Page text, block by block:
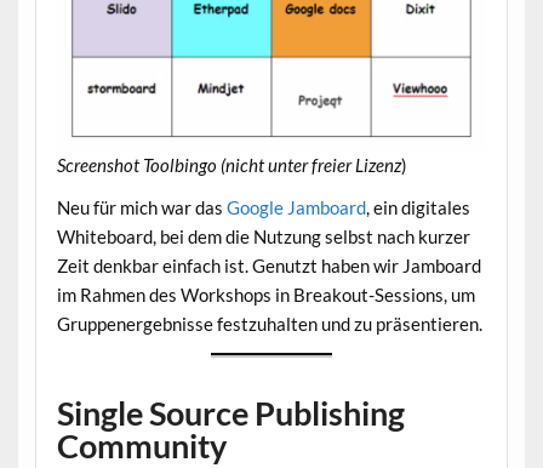
Screenshot Toolbingo (nicht unter freier Lizenz)
Neu für mich war das Google Jamboard, ein digitales
Whiteboard, bei dem die Nutzung selbst nach kurzer
Zeit denkbar einfach ist. Genutzt haben wir Jamboard
im Rahmen des Workshops in Breakout-Sessions, um
Gruppenergebnisse festzuhalten und zu präsentieren.
Single Source Publishing
Community